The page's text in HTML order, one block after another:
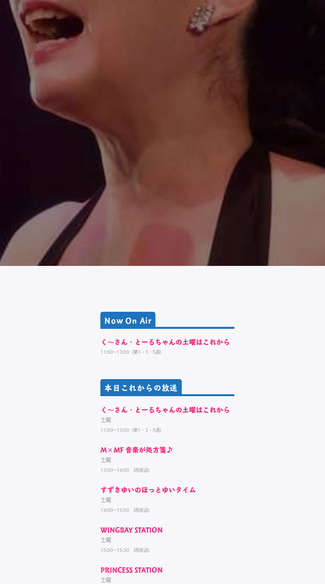
Now On Air
く～さん・とーるちゃんの土曜はこれから
11:00~13:00（第1・3・5週）
本日これからの放送
く～さん・とーるちゃんの土曜はこれから
土曜
11:00~13:00（第1・3・5週）
M×MF 音楽が処方箋♪
土曜
13:00~14:00 （再放送）
すずきゆいのほっとゆいタイム
土曜
14:00~15:00 （再放送）
WINGBAY STATION
土曜
15:00~15:30 （再放送）
PRINCESS STATION
土曜